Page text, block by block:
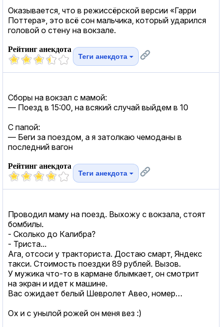
Оказывается, что в режиссёрской версии «Гарри
Поттера», это всё сон мальчика, который ударился
головой о стену на вокзале.
Рейтинг анекдота
Теги анекдота
Сборы на вокзал с мамой:
— Поезд в 15:00, на всякий случай выйдем в 10
С папой:
— Беги за поездом, а я затолкаю чемоданы в
последний вагон
Рейтинг анекдота
Теги анекдота
Проводил маму на поезд. Выхожу с вокзала, стоят
бомбилы.
- Сколько до Калибра?
- Триста...
Ага, отсоси у тракториста. Достаю смарт, Яндекс
такси. Стоимость поездки 89 рублей. Вызов.
У мужика что-то в кармане блымкает, он смотрит
на экран и идет к машине.
Вас ожидает белый Шевролет Авео, номер…
Ох и с унылой рожей он меня вез :)